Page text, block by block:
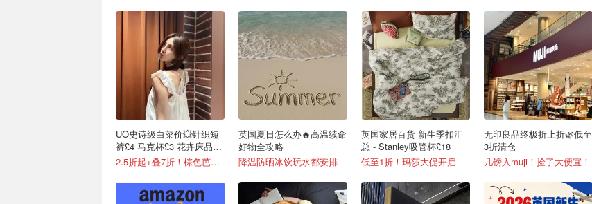
UO史诗级白菜价💥针织短
裤£4 马克杯£3 花卉床品四
件套£14！
2.5折起+叠7折！棕色芭蕾鞋£7！
英国夏日怎么办🔥高温续命
好物全攻略
降温防晒冰饮玩水都安排
英国家居百货 新生季扣汇
总 - Stanley吸管杯£18
低至1折！玛莎大促开启
无印良品终极折上折🌿低至
3折清仓
几镑入muji！捡了大便宜！